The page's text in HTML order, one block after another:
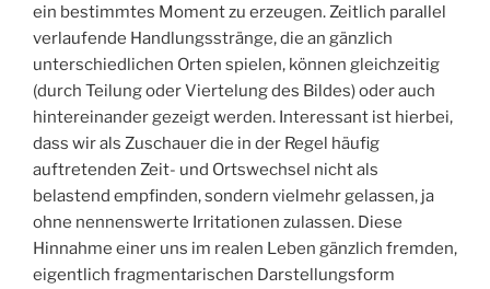
ein bestimmtes Moment zu erzeugen. Zeitlich parallel
verlaufende Handlungsstränge, die an gänzlich
unterschiedlichen Orten spielen, können gleichzeitig
(durch Teilung oder Viertelung des Bildes) oder auch
hintereinander gezeigt werden. Interessant ist hierbei,
dass wir als Zuschauer die in der Regel häufig
auftretenden Zeit- und Ortswechsel nicht als
belastend empfinden, sondern vielmehr gelassen, ja
ohne nennenswerte Irritationen zulassen. Diese
Hinnahme einer uns im realen Leben gänzlich fremden,
eigentlich fragmentarischen Darstellungsform